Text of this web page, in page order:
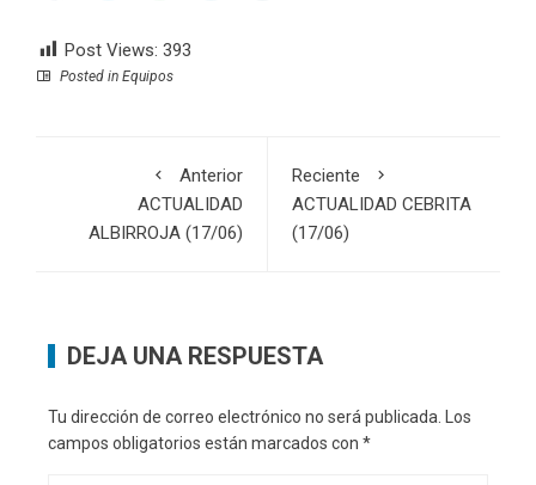
Post Views: 393
Posted in Equipos
Anterior
ACTUALIDAD
ALBIRROJA (17/06)
Reciente
ACTUALIDAD CEBRITA
(17/06)
DEJA UNA RESPUESTA
Tu dirección de correo electrónico no será publicada.
Los
campos obligatorios están marcados con *